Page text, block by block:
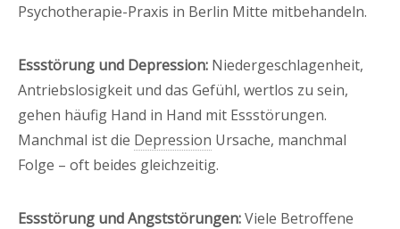
Psychotherapie-Praxis in Berlin Mitte mitbehandeln.
Essstörung und Depression: Niedergeschlagenheit,
Antriebslosigkeit und das Gefühl, wertlos zu sein,
gehen häufig Hand in Hand mit Essstörungen.
Manchmal ist die Depression Ursache, manchmal
Folge – oft beides gleichzeitig.
Essstörung und Angststörungen:Viele Betroffene